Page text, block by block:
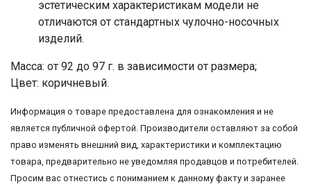
эстетическим характеристикам модели не
отличаются от стандартных чулочно-носочных
изделий.
Масса: от 92 до 97 г. в зависимости от размера;
Цвет: коричневый.
Информация о товаре предоставлена для ознакомления и не
является публичной офертой. Производители оставляют за собой
право изменять внешний вид, характеристики и комплектацию
товара, предварительно не уведомляя продавцов и потребителей.
Просим вас отнестись с пониманием к данному факту и заранее